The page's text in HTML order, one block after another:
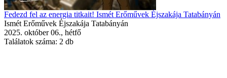
Fedezd fel az energia titkait! Ismét Erőművek Éjszakája Tatabányán
Ismét Erőművek Éjszakája Tatabányán
2025. október 06., hétfő
Találatok száma: 2 db